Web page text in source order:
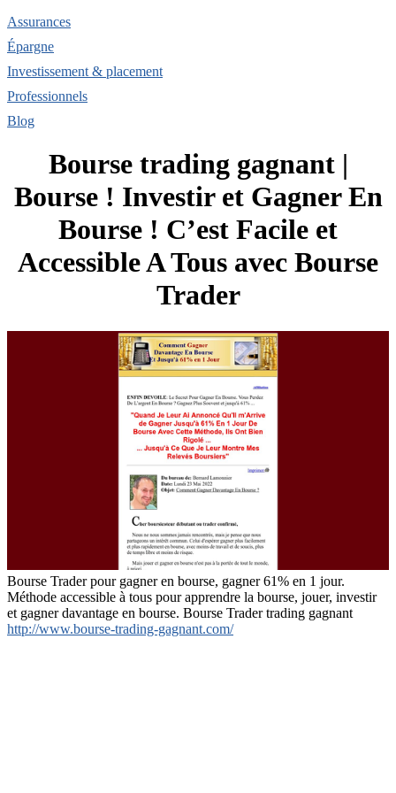
Assurances
Épargne
Investissement & placement
Professionnels
Blog
Bourse trading gagnant |
Bourse ! Investir et Gagner En
Bourse ! C’est Facile et
Accessible A Tous avec Bourse
Trader
Bourse Trader pour gagner en bourse, gagner 61% en 1 jour.
Méthode accessible à tous pour apprendre la bourse, jouer, investir
et gagner davantage en bourse. Bourse Trader trading gagnant
http://www.bourse-trading-gagnant.com/